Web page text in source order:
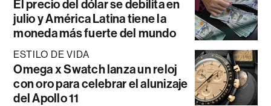
El precio del dólar se debilita en
julio y América Latina tiene la
moneda más fuerte del mundo
ESTILO DE VIDA
Omega x Swatch lanza un reloj
con oro para celebrar el alunizaje
del Apollo 11